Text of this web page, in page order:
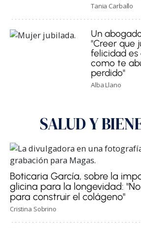
Tania Carballo
Un
"Creer que
felicidad es
como te
perdido"
Alba Llano
SALUD Y
Boticaria García, sobre la
glicina para la longevidad:
para construir el colágeno"
Cristina Sobrino